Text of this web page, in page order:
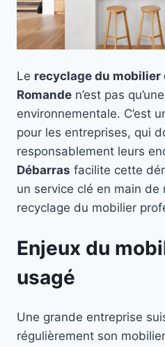
Le recyclage du mobilier
Romande n’est pas
environnementale. C’est
pour les entreprises, qui
responsablement leurs
Débarras facilite cette
un service clé en main
recyclage du mobilier
Enjeux du
usagé
Une grande entreprise
régulièrement son